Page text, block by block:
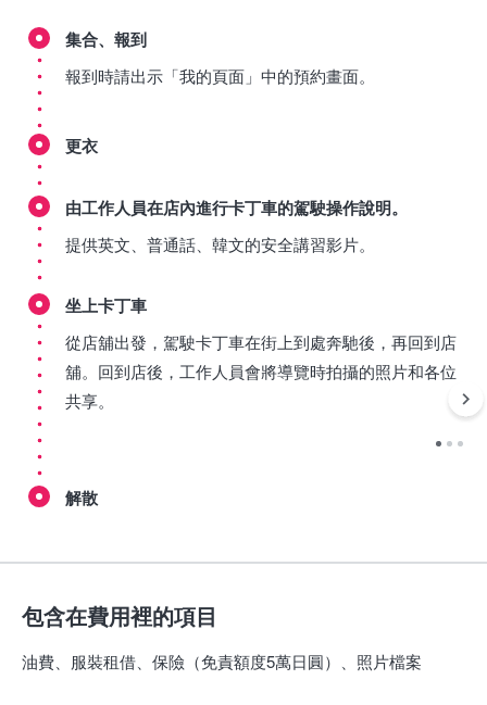
集合、報到
報到時請出示「我的頁面」中的預約畫面。
更衣
由工作人員在店內進行卡丁車的駕駛操作說明。
提供英文、普通話、韓文的安全講習影片。
坐上卡丁車
從店舖出發，駕駛卡丁車在街上到處奔馳後，再回到店
舖。回到店後，工作人員會將導覽時拍攝的照片和各位
共享。
解散
包含在費用裡的項目
油費、服裝租借、保險（免責額度5萬日圓）、照片檔案